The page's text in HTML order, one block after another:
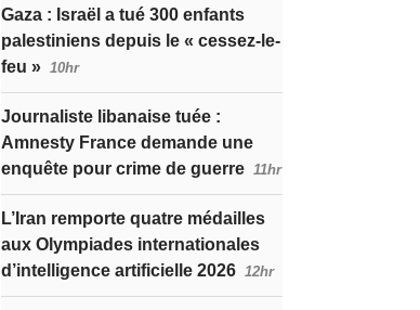
Gaza : Israël a tué 300 enfants
palestiniens depuis le « cessez-le-
feu » 10hr
Journaliste libanaise tuée :
Amnesty France demande une
enquête pour crime de guerre 11hr
L’Iran remporte quatre médailles
aux Olympiades internationales
d’intelligence artificielle 2026 12hr